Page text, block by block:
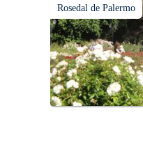
Rosedal de Palermo